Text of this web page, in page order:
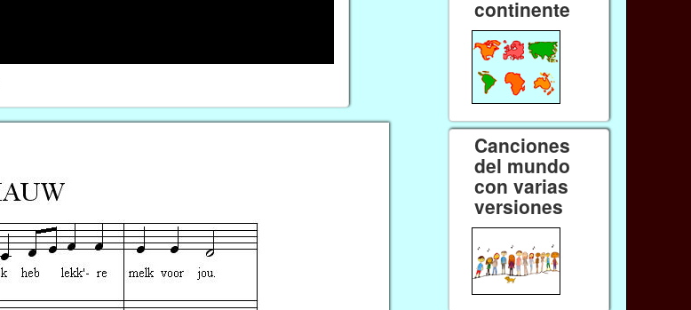
continente
Canciones
del mundo
con varias
versiones